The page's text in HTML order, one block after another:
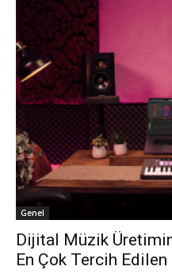
Genel
Dijital Müzik
En Çok Tercih